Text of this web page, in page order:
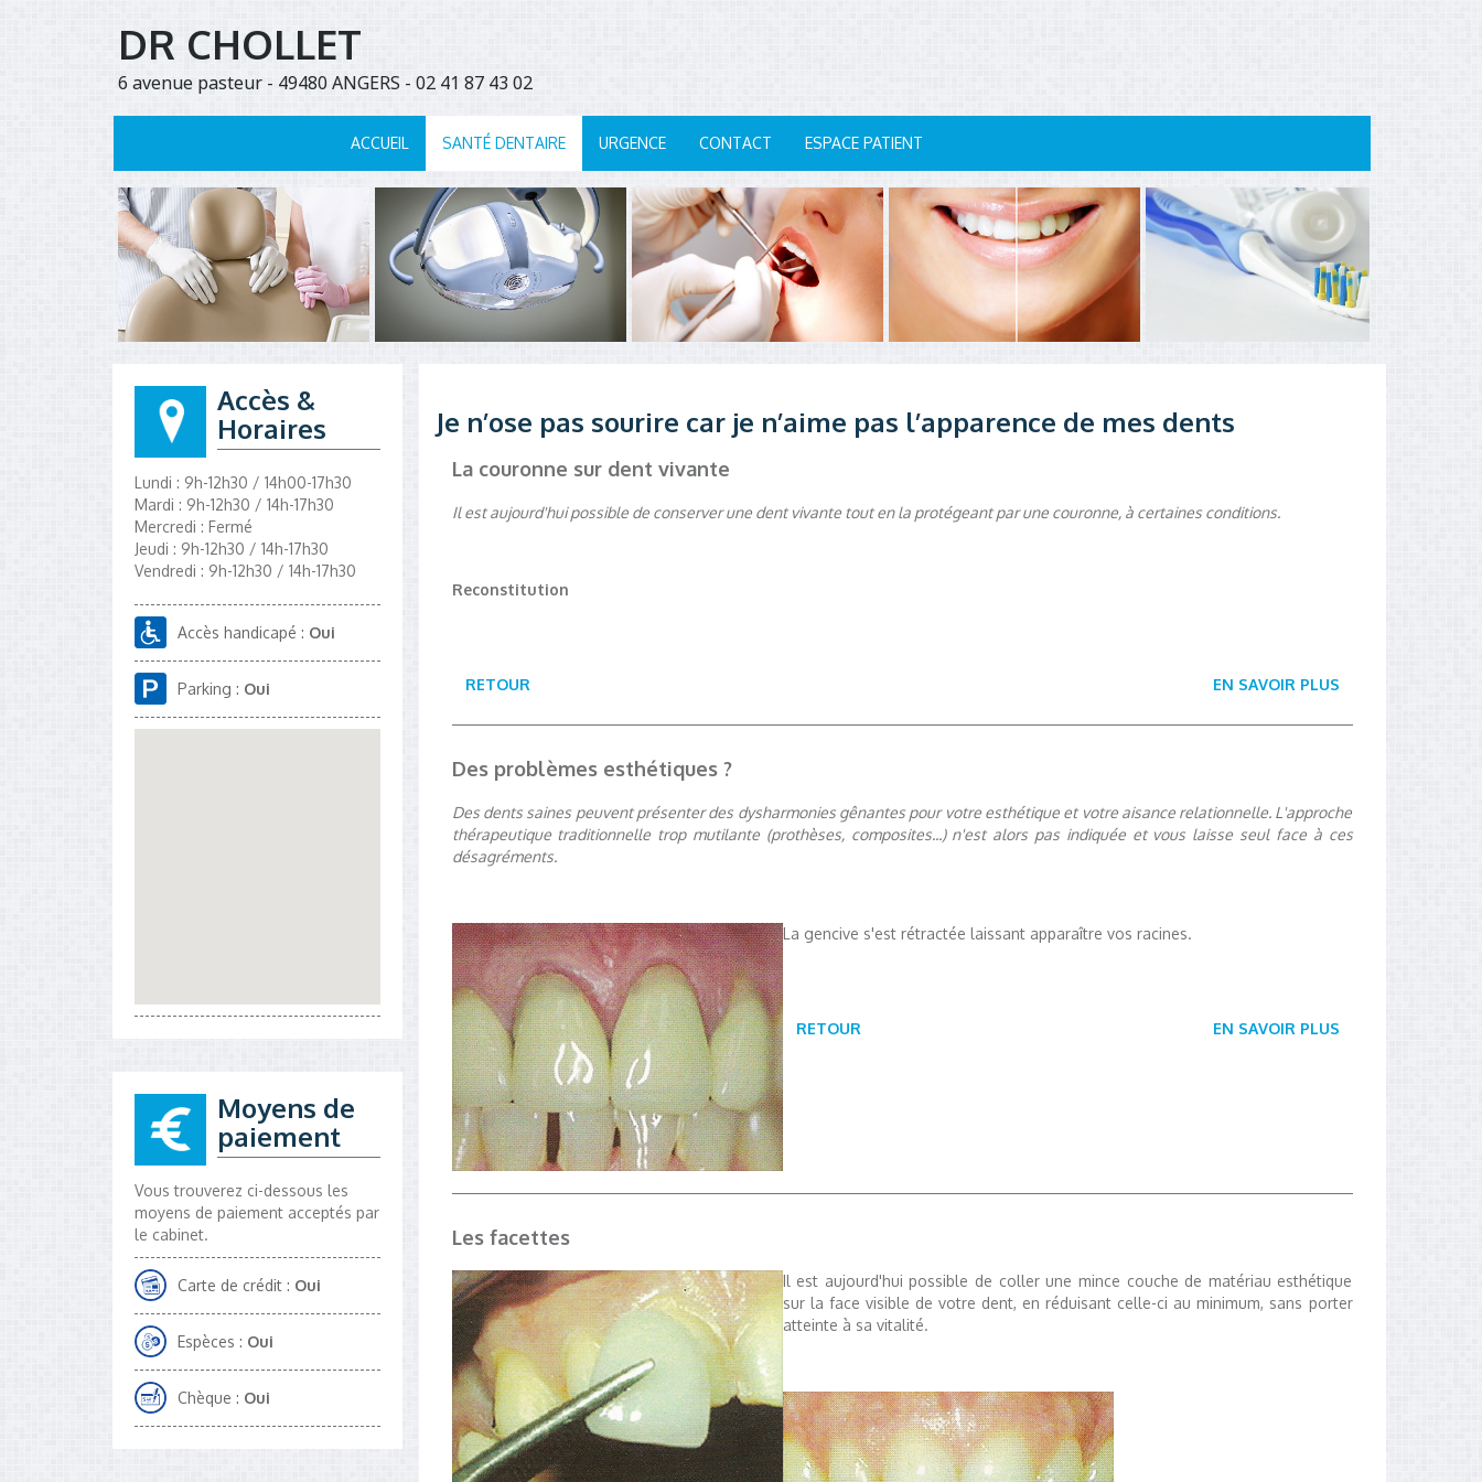
DR CHOLLET
6 avenue pasteur - 49480 ANGERS - 02 41 87 43 02
ACCUEIL SANTÉ DENTAIRE URGENCE CONTACT ESPACE PATIENT
Accès &
Horaires
Lundi : 9h-12h30 / 14h00-17h30
Mardi : 9h-12h30 / 14h-17h30
Mercredi : Fermé
Jeudi : 9h-12h30 / 14h-17h30
Vendredi : 9h-12h30 / 14h-17h30
Accès handicapé : Oui
Parking : Oui
Moyens de
paiement
Vous trouverez ci-dessous les
moyens de paiement acceptés par
le cabinet.
Carte de crédit : Oui
Espèces : Oui
Chèque : Oui
Je n’ose pas sourire car je n’aime pas l’apparence de mes dents
La couronne sur dent vivante
Il est aujourd'hui possible de conserver une dent vivante tout en la protégeant par une couronne, à certaines conditions.
Reconstitution
RETOUR EN SAVOIR PLUS
Des problèmes esthétiques ?
Des dents saines peuvent présenter des dysharmonies gênantes pour votre esthétique et votre aisance relationnelle. L'approche
thérapeutique traditionnelle trop mutilante (prothèses, composites...) n'est alors pas indiquée et vous laisse seul face à ces
désagréments.
La gencive s'est rétractée laissant apparaître vos racines.
RETOUR EN SAVOIR PLUS
Les facettes
Il est aujourd'hui possible de coller une mince couche de matériau esthétique
sur la face visible de votre dent, en réduisant celle-ci au minimum, sans porter
atteinte à sa vitalité.